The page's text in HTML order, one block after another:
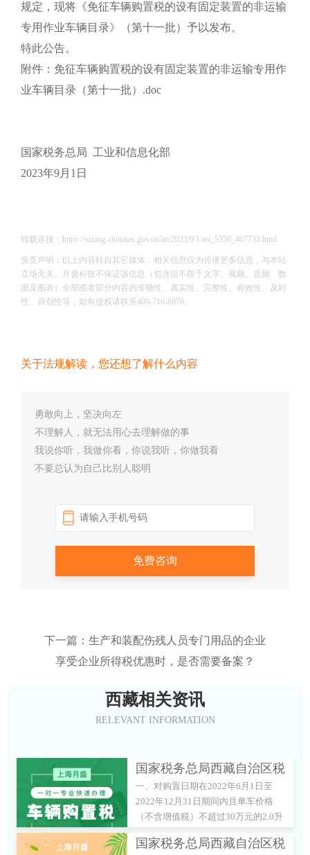
规定，现将《免征车辆购置税的设有固定装置的非运输
专用作业车辆目录》（第十一批）予以发布。
特此公告。
附件：免征车辆购置税的设有固定装置的非运输专用作
业车辆目录（第十一批）.doc
国家税务总局 工业和信息化部
2023年9月1日
转载连接：https://xizang.chinatax.gov.cn/art/2023/9/1/art_5350_467733.html
免责声明：以上内容转自其它媒体，相关信息仅为传播更多信息，与本站
立场无关。月盛科技不保证该信息（包含但不限于文字、视频、音频、数
据及图表）全部或者部分内容的准确性、真实性、完整性、有效性、及时
性、原创性等，如有侵权请联系400-716-8870。
关于法规解读，您还想了解什么内容
勇敢向上，坚决向左
不理解人，就无法用心去理解做的事
我说你听，我做你看，你说我听，你做我看
不要总认为自己比别人聪明
下一篇：生产和装配伤残人员专门用品的企业
享受企业所得税优惠时，是否需要备案？
西藏相关资讯
RELEVANT INFORMATION
国家税务总局西藏自治区税
务局 最新文件 财政部 税务
总局关于减征部分乘用车车
辆购置税的公告
一、对购置日期在2022年6月1日至
2022年12月31日期间内且单车价格
（不含增值税）不超过30万元的2.0升
及以下排量乘用车，减半征收车辆购置
税。 二、本公告所称乘用车，是指在
国家税务总局西藏自治区税